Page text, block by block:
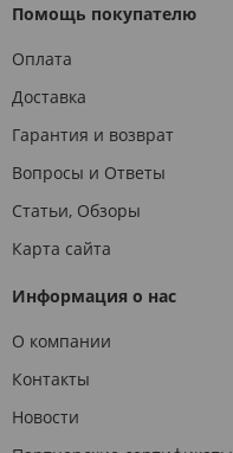
Помощь покупателю
Оплата
Доставка
Гарантия и возврат
Вопросы и Ответы
Статьи, Обзоры
Карта сайта
Информация о нас
О компании
Контакты
Новости